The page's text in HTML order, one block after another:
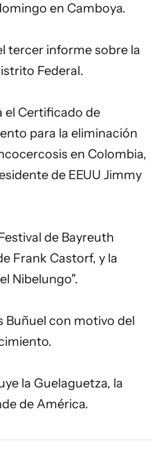
en Camboya.
tercer informe sobre la
Federal.
el Certificado de
para la eliminación
en Colombia,
de EEUU Jimmy
de Bayreuth
Frank Castorf, y la
Nibelungo".
Buñuel con motivo del
la Guelaguetza, la
de América.